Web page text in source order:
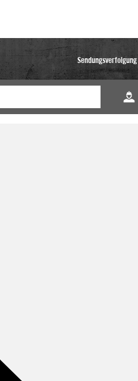
Sendungsverfolgung